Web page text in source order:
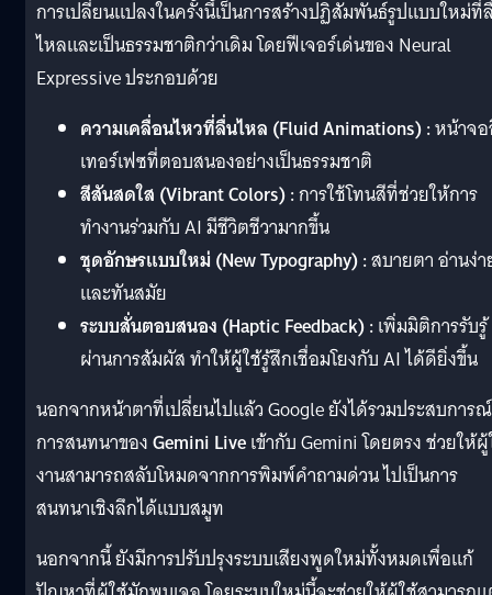
การเปลี่ยนแปลงในครั้งนี้เป็นการสร้างปฏิสัมพันธ์รูปแบบใหม่ที่
ไหลและเป็นธรรมชาติกว่าเดิม โดยฟีเจอร์เด่นของ Neural
Expressive ประกอบด้วย
ความเคลื่อนไหวที่ลื่นไหล (Fluid Animations) :หน้าจ
เทอร์เฟซที่ตอบสนองอย่างเป็นธรรมชาติ
สีสันสดใส (Vibrant Colors) :การใช้โทนสีที่ช่วยให้การ
ทำงานร่วมกับ AI มีชีวิตชีวามากขึ้น
ชุดอักษรแบบใหม่ (New Typography) :สบายตา อ่านง่
และทันสมัย
ระบบสั่นตอบสนอง (Haptic Feedback) :เพิ่มมิติการรับรู้
ผ่านการสัมผัส ทำให้ผู้ใช้รู้สึกเชื่อมโยงกับ AI ได้ดียิ่งขึ้น
นอกจากหน้าตาที่เปลี่ยนไปแล้ว Google ยังได้รวมประสบการณ์
การสนทนาของGemini Liveเข้ากับ Gemini โดยตรง ช่วยให้
งานสามารถสลับโหมดจากการพิมพ์คำถามด่วน ไปเป็นการ
สนทนาเชิงลึกได้แบบสมูท
นอกจากนี้ ยังมีการปรับปรุงระบบเสียงพูดใหม่ทั้งหมดเพื่อแก้